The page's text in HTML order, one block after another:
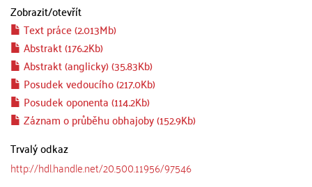
Zobrazit/otevřít
Text práce (2.013Mb)
Abstrakt (176.2Kb)
Abstrakt (anglicky) (35.83Kb)
Posudek vedoucího (217.0Kb)
Posudek oponenta (114.2Kb)
Záznam o průběhu obhajoby (152.9Kb)
Trvalý odkaz
http://hdl.handle.net/20.500.11956/97546